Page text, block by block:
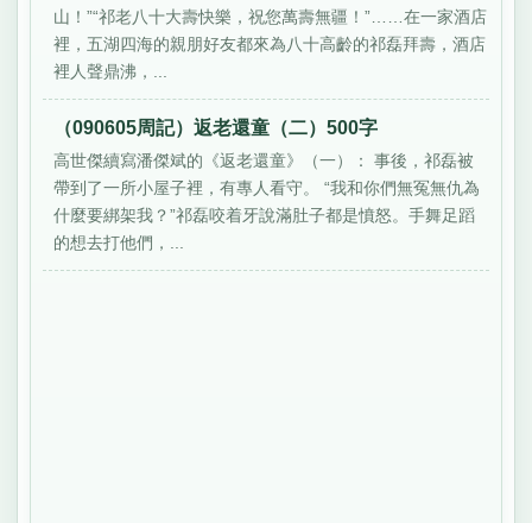
山！”“祁老八十大壽快樂，祝您萬壽無疆！”……在一家酒店
裡，五湖四海的親朋好友都來為八十高齡的祁磊拜壽，酒店
裡人聲鼎沸，...
（090605周記）返老還童（二）500字
高世傑續寫潘傑斌的《返老還童》（一）： 事後，祁磊被
帶到了一所小屋子裡，有專人看守。 “我和你們無冤無仇為
什麼要綁架我？”祁磊咬着牙說滿肚子都是憤怒。手舞足蹈
的想去打他們，...